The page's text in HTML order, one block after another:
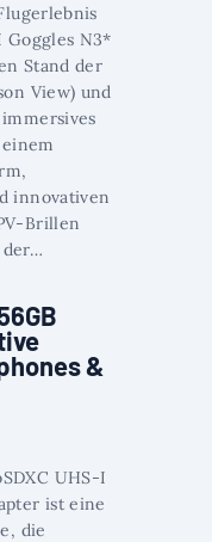
Goggles N3*
Stand der
View) und
innovativen
Brillen
der…
&
UHS-I
ist eine
die